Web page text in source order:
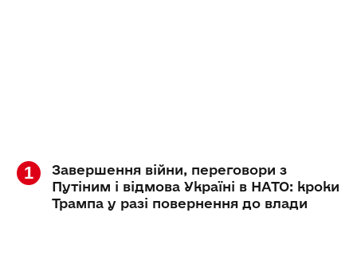
Завершення війни, переговори з
Путіним і відмова Україні в НАТО: кроки
Трампа у разі повернення до влади